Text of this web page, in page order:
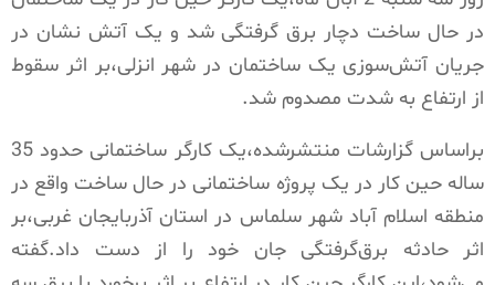
در حال ساخت دچار برق گرفتگی شد و یک آتش نشان در
جریان آتش‌سوزی یک ساختمان در شهر انزلی،بر اثر سقوط
از ارتفاع به شدت مصدوم شد.
براساس گزارشات منتشرشده،یک کارگر ساختمانی حدود 35
ساله حین کار در یک پروژه ساختمانی در حال ساخت واقع در
منطقه اسلام آباد شهر سلماس در استان آذربایجان غربی،بر
اثر حادثه برق‌گرفتگی جان خود را از دست داد.گفته